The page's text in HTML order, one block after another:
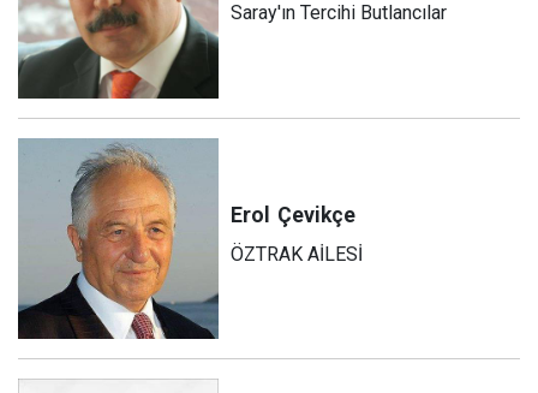
Saray'ın Tercihi Butlancılar
Erol Çevikçe
ÖZTRAK AİLESİ